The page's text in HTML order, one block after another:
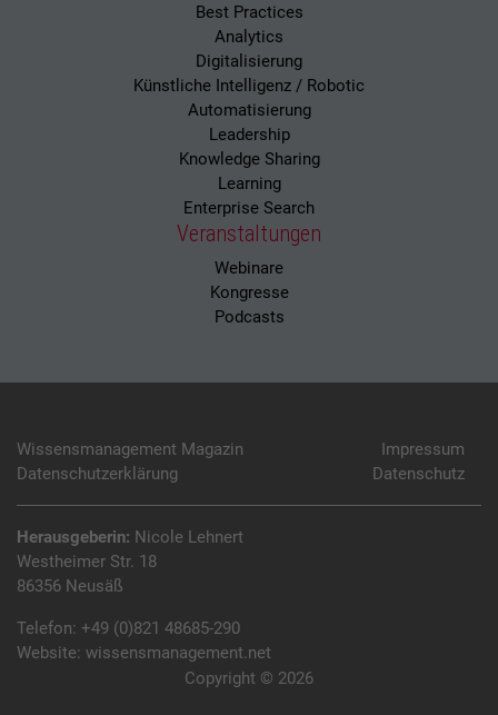
Best Practices
Analytics
Digitalisierung
Künstliche Intelligenz / Robotic
Automatisierung
Leadership
Knowledge Sharing
Learning
Enterprise Search
Veranstaltungen
Webinare
Kongresse
Podcasts
Wissensmanagement Magazin
Impressum
Datenschutzerklärung
Datenschutz
Herausgeberin: Nicole Lehnert
Westheimer Str. 18
86356 Neusäß
Telefon: +49 (0)821 48685-290
Website: wissensmanagement.net
Copyright © 2026